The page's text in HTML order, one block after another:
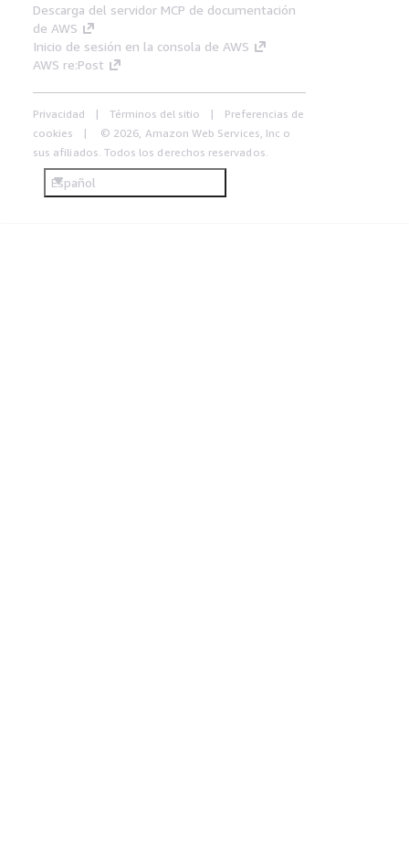
Descarga del servidor MCP de documentación
de AWS
Inicio de sesión en la consola de AWS
AWS re:Post
Privacidad Términos del sitio
Preferencias de
cookies
© 2026, Amazon Web Services, Inc o
sus afiliados. Todos los derechos reservados.
Español